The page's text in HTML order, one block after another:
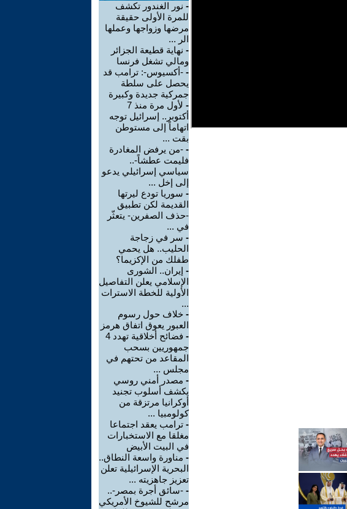
- نور الغندور تكشف
للمرة الأولى حقيقة
مرضها وزواجها وعملها
الر ...
- نهاية قطيعة الجزائر
ومالي تشغل فرنسا
- -أكسيوس-: ترامب قد
يحصل على سلطة
جمركية جديدة وكبيرة
-
لأول مرة منذ 7
أكتوبر.. إسرائيل توجه
اتهاماً إلى مستوطن
بقت ...
- -من يرفض المغادرة
فليمت عطشاً-..
سياسي إسرائيلي يدعو
إلى إخل ...
- سوريا تودع ليرتها
القديمة لكن تطبيق
-حذف الصفرين- يتعثّر
في ...
- سر في زجاجة
الحليب.. هل يحمي
طفلك من الإكزيما؟
- إيران.. الشورى
الإسلامي يعلن التفاصيل
الأولية للخطة الاسترات
...
- خلاف حول رسوم
العبور يعوق اتفاق هرمز
-
فضائح أخلاقية تهدد 4
جمهوريين بسحب
المقاعد من تحتهم في
مجلس ...
- مصدر أمني روسي
يكشف أسلوب تجنيد
أوكرانيا مرتزقة من
كولومبيا ...
- ترامب يعقد اجتماعا
مغلقا مع الاستخبارات
في البيت الأبيض
- مناورة واسعة النطاق..
البحرية الإسرائيلية تعلن
تعزيز جاهزيته ...
- -سائق أجرة بمصر-..
مرشح للشيوخ الأمريكي